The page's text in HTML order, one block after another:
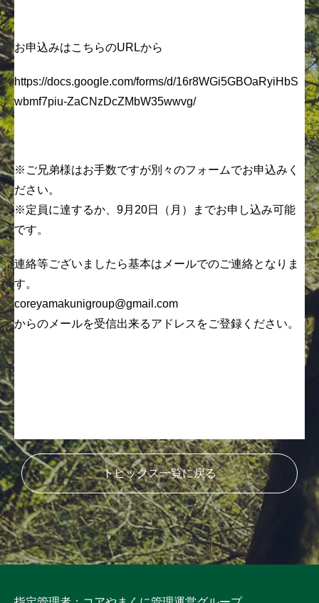
お申込みはこちらのURLから
https://docs.google.com/forms/d/16r8WGi5GBOaRyiHbS
wbmf7piu-ZaCNzDcZMbW35wwvg/
※ご兄弟様はお手数ですが別々のフォームでお申込みく
ださい。
※定員に達するか、9月20日（月）までお申し込み可能
です。
連絡等ございましたら基本はメールでのご連絡となりま
す。
coreyamakunigroup@gmail.com
からのメールを受信出来るアドレスをご登録ください。
トピックス一覧に戻る